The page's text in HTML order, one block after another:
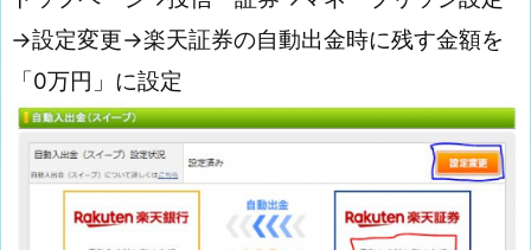
→設定変更→楽天証券の自動出金時に残す金額を
「0万円」に設定